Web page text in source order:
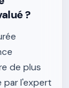
?
de plus
par l'expert